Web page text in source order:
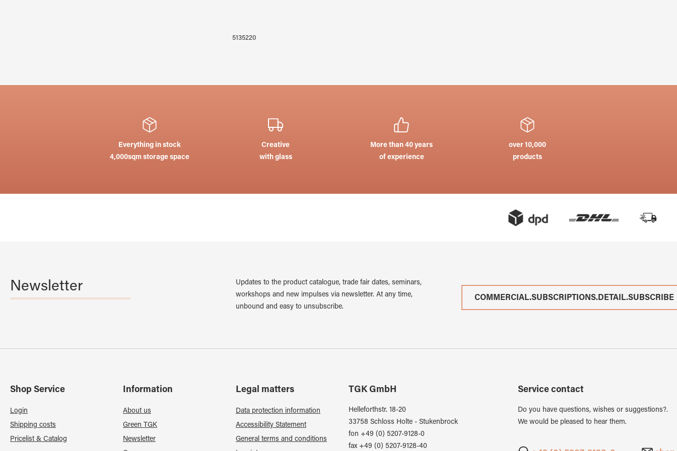
5135220
Everything in stock
4,000sqm storage space
Creative
with glass
More than 40 years
of experience
over 10,000
products
Newsletter
Updates to the product catalogue, trade fair dates, seminars,
workshops and new impulses via newsletter. At any time,
unbound and easy to unsubscribe.
COMMERCIAL.SUBSCRIPTIONS.DETAIL.SUBSCRIBE
Shop Service
Login
Shipping costs
Pricelist & Catalog
Information
About us
Green TGK
Newsletter
Legal matters
Data protection information
Accessibility Statement
General terms and conditions
TGK GmbH
Helleforthstr. 18-20
33758 Schloss Holte - Stukenbrock
fon +49 (0) 5207-9128-0
fax +49 (0) 5207-9128-40
Service contact
Do you have questions, wishes or suggestions?.
We would be pleased to hear them.